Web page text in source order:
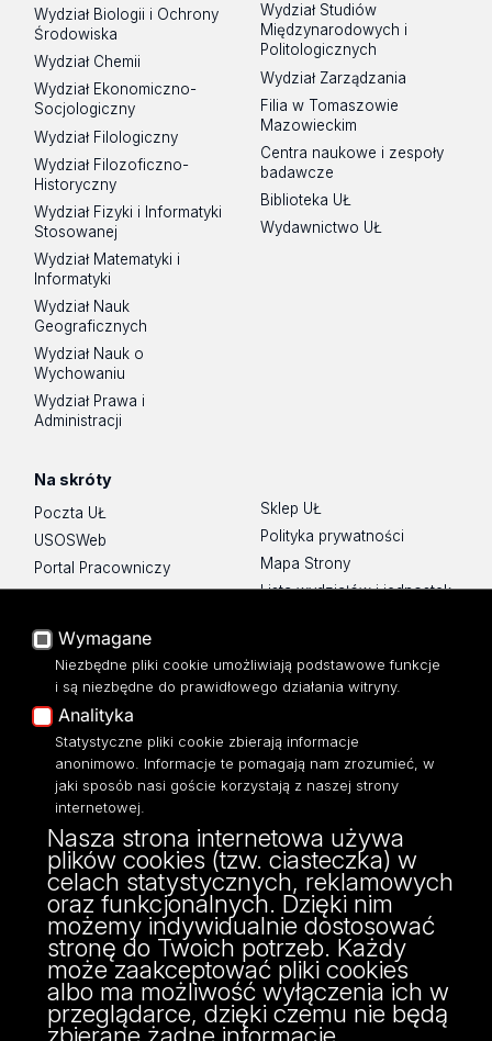
Wydział Biologii i Ochrony
Środowiska
Wydział Chemii
Wydział Ekonomiczno-
Socjologiczny
Wydział Filologiczny
Wydział Filozoficzno-
Historyczny
Wydział Fizyki i Informatyki
Stosowanej
Wydział Matematyki i
Informatyki
Wydział Nauk
Geograficznych
Wydział Nauk o
Wychowaniu
Wydział Prawa i
Administracji
Wydział Studiów
Międzynarodowych i
Politologicznych
Wydział Zarządzania
Filia w Tomaszowie
Mazowieckim
Centra naukowe i zespoły
badawcze
Biblioteka UŁ
Wydawnictwo UŁ
Na skróty
Poczta UŁ
USOSWeb
Portal Pracowniczy
Baza Aktów Własnych
Moodle
Eksperci UŁ
Polityka Prywatności
Dostępność
Sklep UŁ
Polityka prywatności
Mapa Strony
Lista wydziałów i jednostek
ul. Pomorska 171/173
90-236 Łódź
kontakt@filologia.uni.lodz.pl
tel: 42/665 51 06
fax: 42/665 52 54
Wymagane
Niezbędne pliki cookie umożliwiają podstawowe funkcje
i są niezbędne do prawidłowego działania witryny.
Analityka
Statystyczne pliki cookie zbierają informacje
anonimowo. Informacje te pomagają nam zrozumieć, w
jaki sposób nasi goście korzystają z naszej strony
internetowej.
Nasza strona internetowa używa
plików cookies (tzw. ciasteczka) w
celach statystycznych, reklamowych
oraz funkcjonalnych. Dzięki nim
możemy indywidualnie dostosować
stronę do Twoich potrzeb. Każdy
może zaakceptować pliki cookies
albo ma możliwość wyłączenia ich w
przeglądarce, dzięki czemu nie będą